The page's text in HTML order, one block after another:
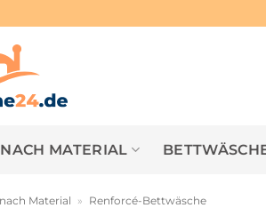
MATERIAL
Material » Renforcé-Bettwäsche